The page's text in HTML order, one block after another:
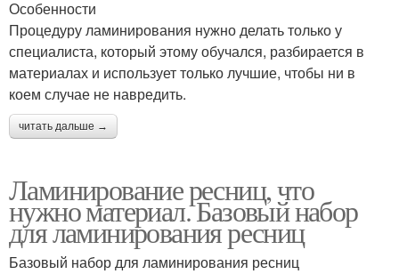
Особенности
Процедуру ламинирования нужно делать только у
специалиста, который этому обучался, разбирается в
материалах и использует только лучшие, чтобы ни в
коем случае не навредить.
читать дальше →
Ламинирование ресниц, что
нужно материал. Базовый набор
для ламинирования ресниц
Базовый набор для ламинирования ресниц